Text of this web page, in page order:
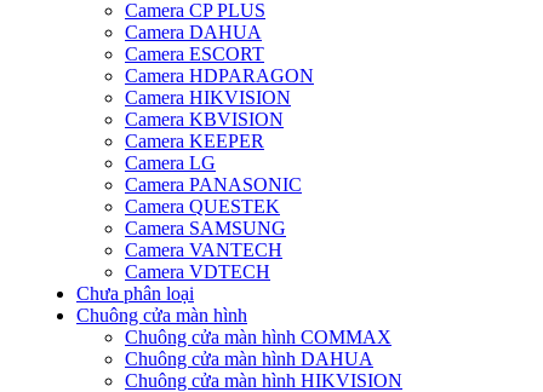
Camera CP PLUS
Camera DAHUA
Camera ESCORT
Camera HDPARAGON
Camera HIKVISION
Camera KBVISION
Camera KEEPER
Camera LG
Camera PANASONIC
Camera QUESTEK
Camera SAMSUNG
Camera VANTECH
Camera VDTECH
Chưa phân loại
Chuông cửa màn hình
Chuông cửa màn hình COMMAX
Chuông cửa màn hình DAHUA
Chuông cửa màn hình HIKVISION